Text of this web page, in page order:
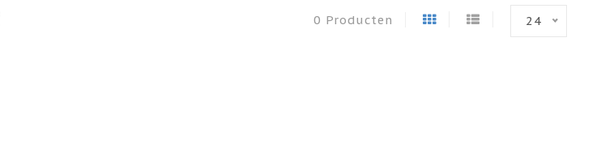
0 Producten 24